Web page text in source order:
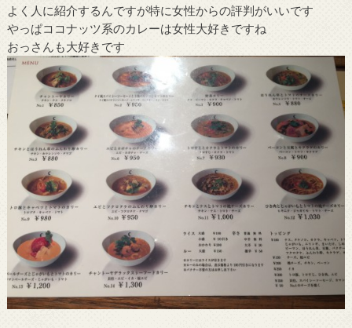
よく人に紹介するんですが特に女性からの評判がいいです
やっぱココナッツ系のカレーは女性大好きですね
おっさんも大好きです